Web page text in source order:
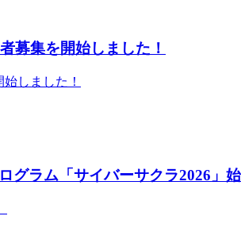
募集を開始しました！
しました！
ラム「サイバーサクラ2026」